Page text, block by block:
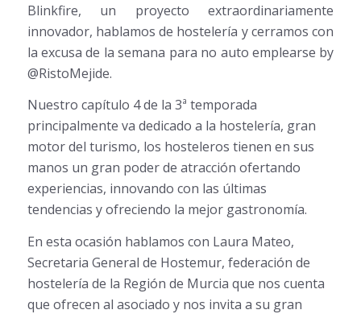
Blinkfire, un proyecto extraordinariamente
innovador, hablamos de hostelería y cerramos con
la excusa de la semana para no auto emplearse by
@RistoMejide.
Nuestro capítulo 4 de la 3ª temporada
principalmente va dedicado a la hostelería, gran
motor del turismo, los hosteleros tienen en sus
manos un gran poder de atracción ofertando
experiencias, innovando con las últimas
tendencias y ofreciendo la mejor gastronomía.
En esta ocasión hablamos con Laura Mateo,
Secretaria General de Hostemur, federación de
hostelería de la Región de Murcia que nos cuenta
que ofrecen al asociado y nos invita a su gran